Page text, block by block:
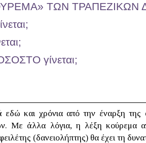
ΤΩΝ ΤΡΑΠΕΖΙΚΩΝ
γίνεται;
εδώ και χρόνια από την έναρξη της
Με άλλα λόγια, η λέξη
(δανειολήπτης) θα έχει τη